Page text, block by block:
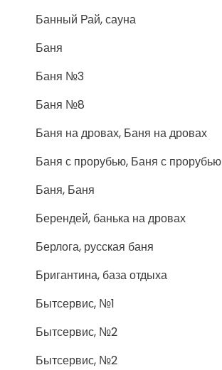
Банный Рай, сауна
Баня
Баня №3
Баня №8
Баня на дровах, Баня на дровах
Баня с прорубью, Баня с прорубью
Баня, Баня
Берендей, банька на дровах
Берлога, русская баня
Бригантина, база отдыха
Бытсервис, №1
Бытсервис, №2
Бытсервис, №2